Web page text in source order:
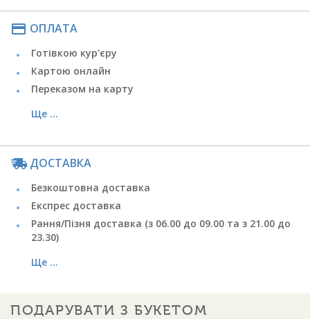
payment ОПЛАТА
Готівкою кур'єру
Картою онлайн
Переказом на карту
Ще ...
ДОСТАВКА
Безкоштовна доставка
Експрес доставка
Рання/Пізня доставка (з 06.00 до 09.00 та з 21.00 до
23.30)
Ще ...
ПОДАРУВАТИ З БУКЕТОМ